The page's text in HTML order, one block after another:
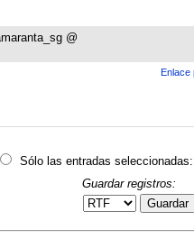
@
Enlace
Sólo las entradas seleccionadas:
Guardar registros:
Guardar